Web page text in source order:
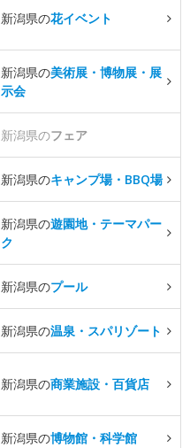
新潟県の花イベント
新潟県の美術展・博物展・展
示会
新潟県のフェア
新潟県のキャンプ場・BBQ場
新潟県の遊園地・テーマパー
ク
新潟県のプール
新潟県の温泉・スパリゾート
新潟県の商業施設・百貨店
新潟県の博物館・科学館